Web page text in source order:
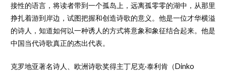
接性的语言，将读者带到一个孤岛上，远离孤零零的湖中，从那里
挣扎着游到岸边，试图把握和创造诗歌的意义。他是一位才华横溢
的诗人，知道如何以一种诱人的方式将意象和象征结合起来。他是
中国当代诗歌真正的杰出代表。
克罗地亚著名诗人、欧洲诗歌奖得主丁尼克·泰利肯（Dinko